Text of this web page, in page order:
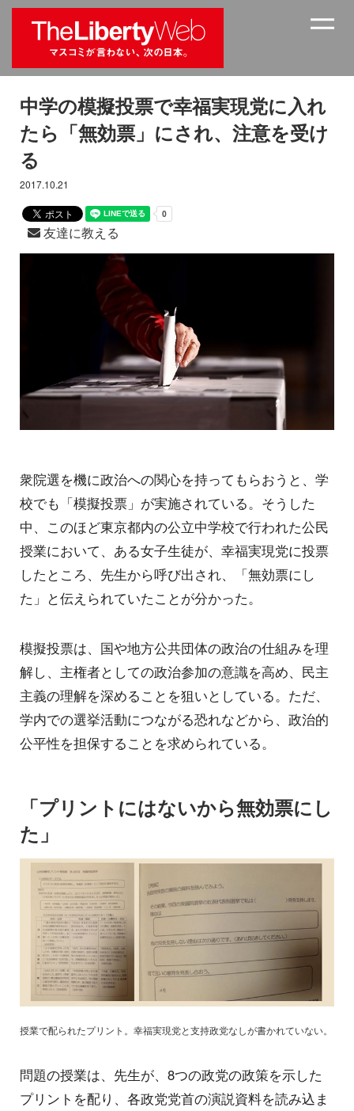
中学の模擬投票で幸福実現党に入れ
たら「無効票」にされ、注意を受け
る
2017.10.21
友達に教える
衆院選を機に政治への関心を持ってもらおうと、学
校でも「模擬投票」が実施されている。そうした
中、このほど東京都内の公立中学校で行われた公民
授業において、ある女子生徒が、幸福実現党に投票
したところ、先生から呼び出され、「無効票にし
た」と伝えられていたことが分かった。
模擬投票は、国や地方公共団体の政治の仕組みを理
解し、主権者としての政治参加の意識を高め、民主
主義の理解を深めることを狙いとしている。ただ、
学内での選挙活動につながる恐れなどから、政治的
公平性を担保することを求められている。
「プリントにはないから無効票にし
た」
授業で配られたプリント。幸福実現党と支持政党なしが書かれていない。
問題の授業は、先生が、8つの政党の政策を示した
プリントを配り、各政党党首の演説資料を読み込ま